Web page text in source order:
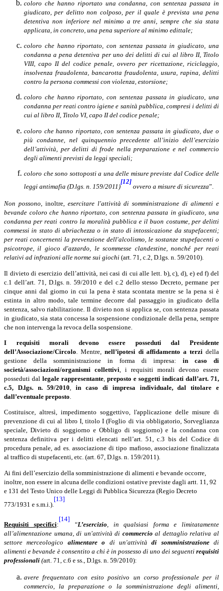
coloro che hanno riportato una condanna, con sentenza passata in
giudicato, per delitto non colposo, per il quale è prevista una pena
detentiva non inferiore nel minimo a tre anni, sempre che sia stata
applicata, in concreto, una pena superiore al minimo edittale;
coloro che hanno riportato, con sentenza passata in giudicato, una
condanna a pena detentiva per uno dei delitti di cui al libro II, Titolo
VIII, capo II del codice penale, ovvero per ricettazione, riciclaggio,
insolvenza fraudolenta, bancarotta fraudolenta, usura, rapina, delitti
contro la persona commessi con violenza, estorsione;
coloro che hanno riportato, con sentenza passata in giudicato, una
condanna per reati contro igiene e sanità pubblica, compresi i delitti di
cui al libro II, Titolo VI, capo II del codice penale;
coloro che hanno riportato, con sentenza passata in giudicato, due o
più condanne, nel quinquennio precedente all’inizio dell’esercizio
dell’attività, per delitti di frode nella preparazione e nel commercio
degli alimenti previsti da leggi speciali;
coloro che sono sottoposti a una delle misure previste dal Codice delle
leggi antimafia (D.lgs. n. 159/2011)
[12]
ovvero a misure di sicurezza”.
Non possono, inoltre,esercitare l'attività di somministrazione di alimenti e
bevande coloro che hanno riportato, con sentenza passata in giudicato, una
condanna per reati contro la moralità pubblica e il buon costume, per delitti
commessi in stato di ubriachezza o in stato di intossicazione da stupefacenti;
per reati concernenti la prevenzione dell'alcolismo, le sostanze stupefacenti o
psicotrope, il gioco d'azzardo, le scommesse clandestine, nonché per reati
relativi ad infrazioni alle norme sui giochi (art. 71, c.2, D.lgs. n. 59/2010).
Il divieto di esercizio dell’attività, nei casi di cui alle lett. b), c), d), e) ed f) del
c.1 dell’art. 71, D.lgs. n. 59/2010 e del c.2 dello stesso Decreto, permane per
cinque anni dal giorno in cui la pena è stata scontata mentre se la pena si è
estinta in altro modo, tale termine decorre dal passaggio in giudicato della
sentenza, salvo riabilitazione. Il divieto non si applica se, con sentenza passata
in giudicato, sia stata concessa la sospensione condizionale della pena, sempre
che non intervenga la revoca della sospensione.
I requisiti morali devono essere posseduti dal Presidente
dell’Associazione/Circolo . Mentre, nell’ipotesi di affidamento a terzi della
gestione della somministrazione in forma di impresa: in caso di
società/associazioni/organismi collettivi , i requisiti morali devono essere
posseduti dal legale rappresentante preposto e soggetti indicati dall’art. 71,
c.5, D.lgs. n. 59/2010 ,in caso di impresa individuale, dal titolare e
dall’eventuale preposto
Costituisce, altresì, impedimento soggettivo, l'applicazione delle misure di
prevenzione di cui al libro I, titolo I (Foglio di via obbligatorio, Sorveglianza
speciale, Divieto di soggiorno e Obbligo di soggiorno) e la condanna con
sentenza definitiva per i delitti elencati nell’art. 51, c.3 bis del Codice di
procedura penale, ad es. associazione di tipo mafioso, associazione finalizzata
al traffico di stupefacenti, etc. (art. 67, D.lgs. n. 159/2011).
Ai fini dell’esercizio della somministrazione di alimenti e bevande occorre,
inoltre, non essere in alcuna delle condizioni ostative previste dagli artt. 11, 92
e 131 del Testo Unico delle Leggi di Pubblica Sicurezza (Regio Decreto
773/1931 e s.m.i.).
[13]
Requisiti specifici:
[14]
“L’esercizio, in qualsiasi forma e limitatamente
all’alimentazione umana, di un'attività di commercio al dettaglio relativa al
settore merceologico alimentare o di un'attivitàdi somministrazionedi
alimenti e bevande è consentito a chi è in possesso di uno dei seguenti requisiti
professionali (art. 71, c.6 e ss., D.lgs. n. 59/2010):
avere frequentato con esito positivo un corso professionale per il
commercio, la preparazione o la somministrazione degli alimenti,